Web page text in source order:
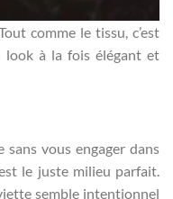
comme le tissu, c’est
look à la fois élégant et
vous engager dans
le juste milieu parfait.
semble intentionnel